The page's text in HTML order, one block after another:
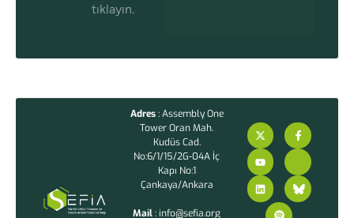
tıklayın.
Adres: Assembly One
Tower Oran Mah.
Kudüs Cad.
No:6/1/15/2G-04A İç
Kapı No:1
Çankaya/Ankara
Mail: info@sefia.org